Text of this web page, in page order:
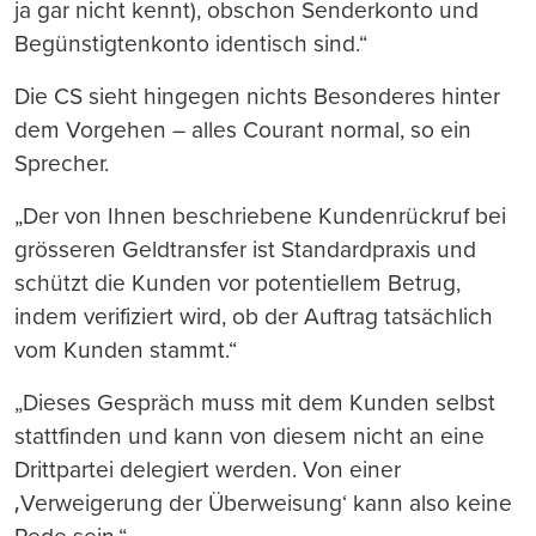
ja gar nicht kennt), obschon Senderkonto und
Begünstigtenkonto identisch sind.“
Die CS sieht hingegen nichts Besonderes hinter
dem Vorgehen – alles Courant normal, so ein
Sprecher.
„Der von Ihnen beschriebene Kundenrückruf bei
grösseren Geldtransfer ist Standardpraxis und
schützt die Kunden vor potentiellem Betrug,
indem verifiziert wird, ob der Auftrag tatsächlich
vom Kunden stammt.“
„Dieses Gespräch muss mit dem Kunden selbst
stattfinden und kann von diesem nicht an eine
Drittpartei delegiert werden. Von einer
‚Verweigerung der Überweisung‘ kann also keine